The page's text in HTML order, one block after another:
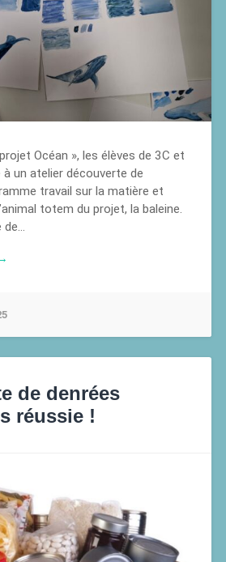
Océan », les élèves de 3C et
un atelier découverte de
travail sur la matière et
totem du projet, la baleine.
de…
de denrées
réussie !